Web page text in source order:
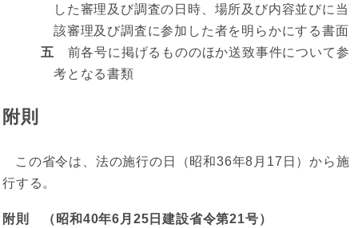
した審理及び調査の日時、場所及び内容並びに当
該審理及び調査に参加した者を明らかにする書面
五 前各号に掲げるもののほか送致事件について参
考となる書類
附則
この省令は、法の施行の日（昭和36年8月17日）から施
行する。
附則 （昭和40年6月25日建設省令第21号）